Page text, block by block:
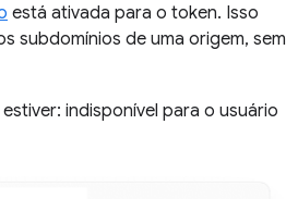
está ativada para o token. Isso
subdomínios de uma origem, sem
indisponível para o usuário